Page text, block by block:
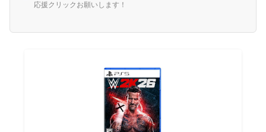
応援クリックお願いします！